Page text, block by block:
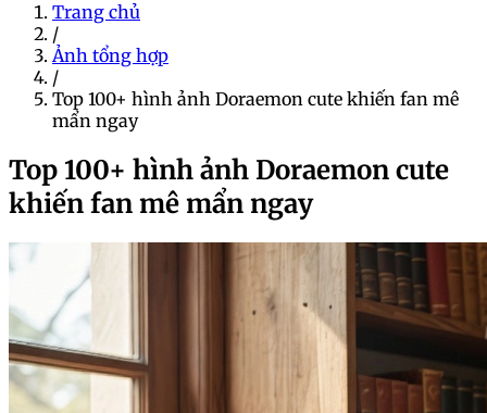
Trang chủ
/
Ảnh tổng hợp
/
Top 100+ hình ảnh Doraemon cute khiến fan mê
mẩn ngay
Top 100+ hình ảnh Doraemon cute
khiến fan mê mẩn ngay